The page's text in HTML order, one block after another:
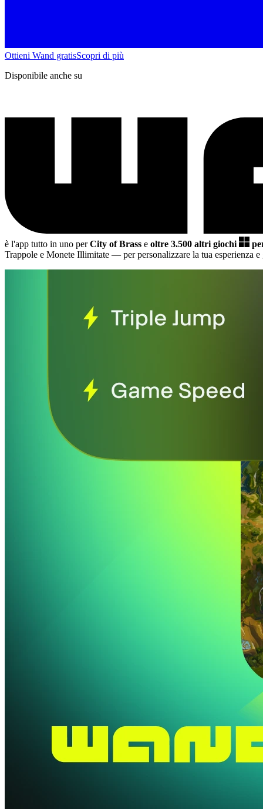
Ottieni Wand gratisScopri di più
Disponibile anche su
è l'app tutto in uno perCity of Brass e oltre 3.500 altri giochi
Trappole e Monete Illimitate — per personalizzare la tua esperienza